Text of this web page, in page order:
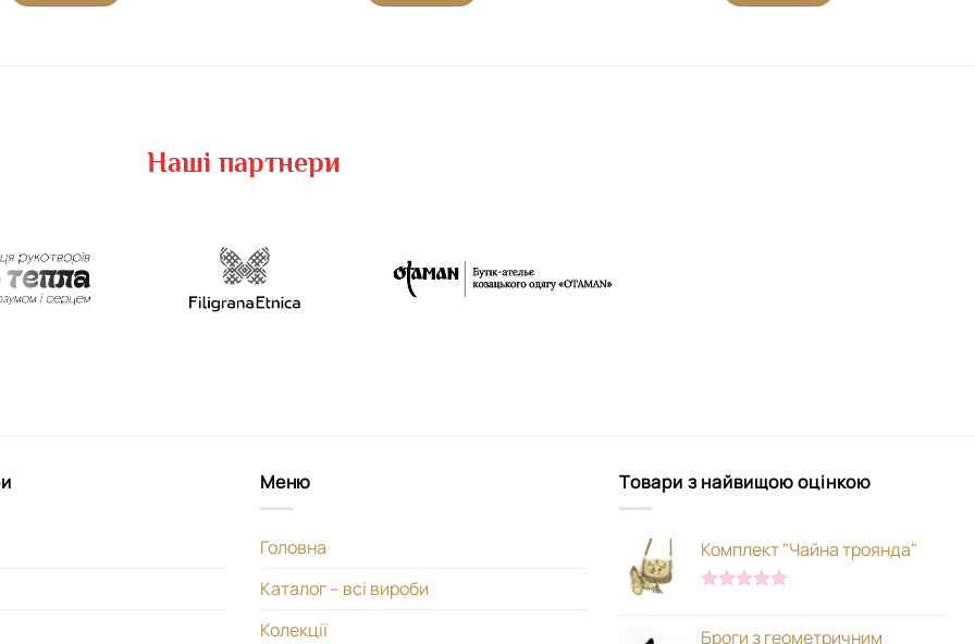
Наші партнери
Меню
Головна
Каталог – всі вироби
Колекції
Товари з найвищою оцінкою
Комплект "Чайна троянда"
Броги з геометричним